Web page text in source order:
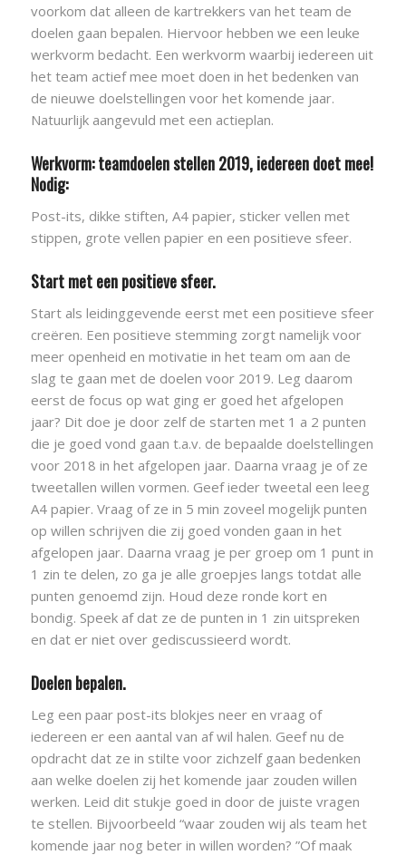
voorkom dat alleen de kartrekkers van het team de
doelen gaan bepalen. Hiervoor hebben we een leuke
werkvorm bedacht. Een werkvorm waarbij iedereen uit
het team actief mee moet doen in het bedenken van
de nieuwe doelstellingen voor het komende jaar.
Natuurlijk aangevuld met een actieplan.
Werkvorm: teamdoelen stellen 2019, iedereen doet mee!
Nodig:
Post-its, dikke stiften, A4 papier, sticker vellen met
stippen, grote vellen papier en een positieve sfeer.
Start met een positieve sfeer.
Start als leidinggevende eerst met een positieve sfeer
creëren. Een positieve stemming zorgt namelijk voor
meer openheid en motivatie in het team om aan de
slag te gaan met de doelen voor 2019. Leg daarom
eerst de focus op wat ging er goed het afgelopen
jaar? Dit doe je door zelf de starten met 1 a 2 punten
die je goed vond gaan t.a.v. de bepaalde doelstellingen
voor 2018 in het afgelopen jaar. Daarna vraag je of ze
tweetallen willen vormen. Geef ieder tweetal een leeg
A4 papier. Vraag of ze in 5 min zoveel mogelijk punten
op willen schrijven die zij goed vonden gaan in het
afgelopen jaar. Daarna vraag je per groep om 1 punt in
1 zin te delen, zo ga je alle groepjes langs totdat alle
punten genoemd zijn. Houd deze ronde kort en
bondig. Speek af dat ze de punten in 1 zin uitspreken
en dat er niet over gediscussieerd wordt.
Doelen bepalen.
Leg een paar post-its blokjes neer en vraag of
iedereen er een aantal van af wil halen. Geef nu de
opdracht dat ze in stilte voor zichzelf gaan bedenken
aan welke doelen zij het komende jaar zouden willen
werken. Leid dit stukje goed in door de juiste vragen
te stellen. Bijvoorbeeld “waar zouden wij als team het
komende jaar nog beter in willen worden? ”Of maak